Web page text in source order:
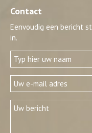
Contact
Eenvoudig een bericht
in.